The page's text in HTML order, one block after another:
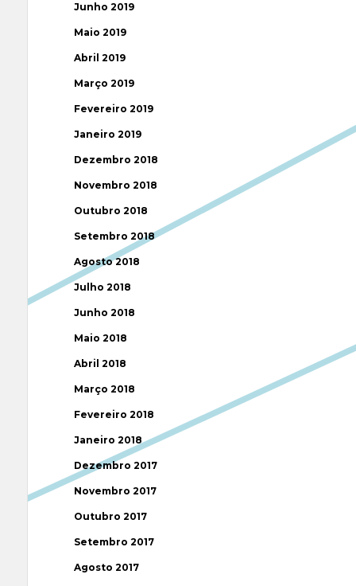
Junho 2019
Maio 2019
Abril 2019
Março 2019
Fevereiro 2019
Janeiro 2019
Dezembro 2018
Novembro 2018
Outubro 2018
Setembro 2018
Agosto 2018
Julho 2018
Junho 2018
Maio 2018
Abril 2018
Março 2018
Fevereiro 2018
Janeiro 2018
Dezembro 2017
Novembro 2017
Outubro 2017
Setembro 2017
Agosto 2017